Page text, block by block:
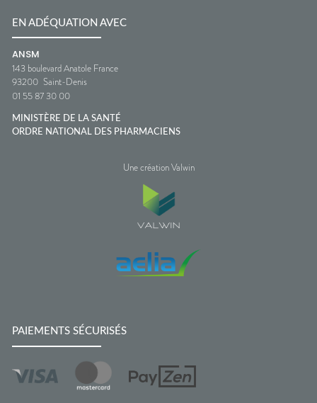
EN ADÉQUATION AVEC
ANSM
143 boulevard Anatole France
93200 Saint-Denis
01 55 87 30 00
MINISTÈRE DE LA SANTÉ
ORDRE NATIONAL DES PHARMACIENS
Une création Valwin
PAIEMENTS SÉCURISÉS